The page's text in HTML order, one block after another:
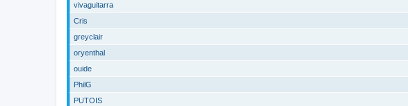
vivaguitarra
Cris
greyclair
oryenthal
ouide
PhilG
PUTOIS